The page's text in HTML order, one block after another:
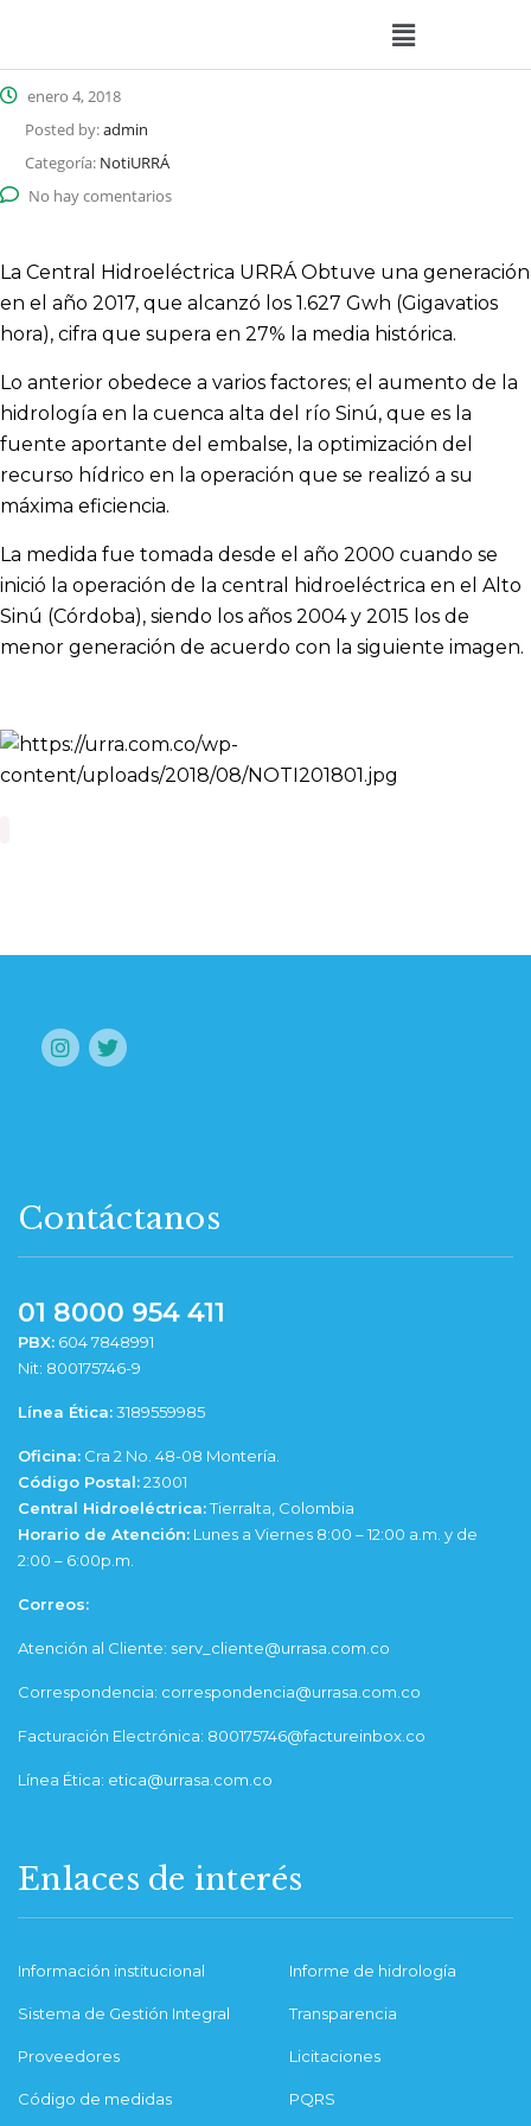
enero 4, 2018
Posted by:admin
Categoría: NotiURRÁ
No hay comentarios
La Central Hidroeléctrica URRÁ Obtuve una generación
en el año 2017, que alcanzó los 1.627 Gwh (Gigavatios
hora), cifra que supera en 27% la media histórica.
Lo anterior obedece a varios factores; el aumento de la
hidrología en la cuenca alta del río Sinú, que es la
fuente aportante del embalse, la optimización del
recurso hídrico en la operación que se realizó a su
máxima eficiencia.
La medida fue tomada desde el año 2000 cuando se
inició la operación de la central hidroeléctrica en el Alto
Sinú (Córdoba), siendo los años 2004 y 2015 los de
menor generación de acuerdo con la siguiente imagen.
Contáctanos
01 8000 954 411
PBX: 604 7848991
Nit: 800175746-9
Línea Ética:3189559985
Oficina: Cra 2 No. 48-08 Montería.
Código Postal:23001
Central Hidroeléctrica:Tierralta, Colombia
Horario de Atención: Lunes a Viernes 8:00 – 12:00 a.m. y de
2:00 – 6:00p.m.
Correos:
Atención al Cliente: serv_cliente@urrasa.com.co
Correspondencia: correspondencia@urrasa.com.co
Facturación Electrónica: 800175746@factureinbox.co
Línea Ética: etica@urrasa.com.co
Enlaces de interés
Información institucional Informe de hidrología
Sistema de Gestión Integral Transparencia
Proveedores Licitaciones
Código de medidas PQRS